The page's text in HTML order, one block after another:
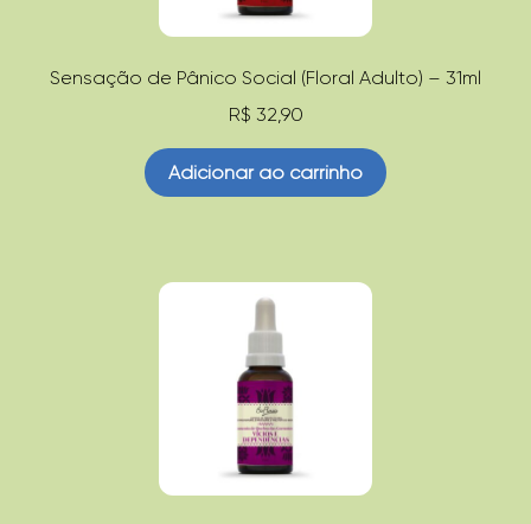
Sensação de Pânico Social (Floral Adulto) – 31ml
R$ 32,90
Adicionar ao carrinho